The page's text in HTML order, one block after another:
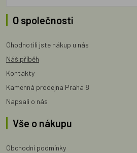
O společnosti
Ohodnotili jste nákup u nás
Náš příběh
Kontakty
Kamenná prodejna Praha 8
Napsali o nás
Vše o nákupu
Obchodní podmínky